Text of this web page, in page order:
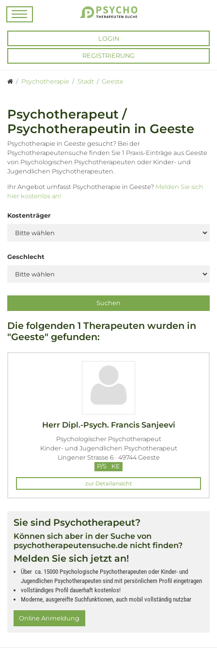
LOGIN
REGISTRIERUNG
Psychotherapie Stadt Geeste
Psychotherapeut /
Psychotherapeutin in Geeste
Psychotherapie in Geeste gesucht? Bei der
Psychotherapeutensuche finden Sie 1 Praxis-Einträge aus Geeste
von Psychologischen Psychotherapeuten oder Kinder- und
Jugendlichen Psychotherapeuten.
Ihr Angebot umfasst Psychotherapie in Geeste? Melden Sie sich
hier kostenlos an!
Kostenträger
Geschlecht
Die folgenden 1 Therapeuten wurden in
"Geeste" gefunden:
Herr Dipl.-Psych. Francis Sanjeevi
Psychologischer Psychotherapeut
Kinder- und Jugendlichen Psychotherapeut
Lingener Strasse 6 · 49744 Geeste
P/S
KE
zur Detailansicht
Sie sind Psychotherapeut?
Können sich aber in der Suche von
psychotherapeutensuche.de nicht finden?
Melden Sie sich jetzt an!
Über ca. 15000 Psychologische Psychotherapeuten oder Kinder- und
Jugendlichen Psychotherapeuten sind mit persönlichem Profil eingetragen
vollständiges Profil dauerhaft kostenlos!
Moderne, ausgereifte Suchfunktionen, auch mobil vollständig nutzbar
Online Anmeldung